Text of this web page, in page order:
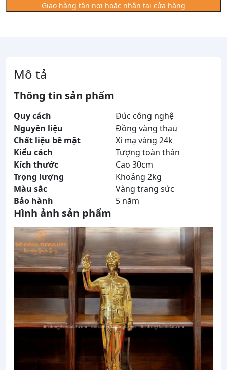
mạ Giao hàng tận nơi hoặc nhận tại cửa hàng
Mô tả
Thông tin sản phẩm
Quy cách
Đúc công nghệ
Nguyên liệu
Đồng vàng thau
Chất liệu bề mặt
Xi mạ vàng 24k
Kiểu cách
Tượng toàn thân
Kích thước
Cao 30cm
Trọng lượng
Khoảng 2kg
Màu sắc
Vàng trang sức
Bảo hành
5 năm
Hình ảnh sản phẩm